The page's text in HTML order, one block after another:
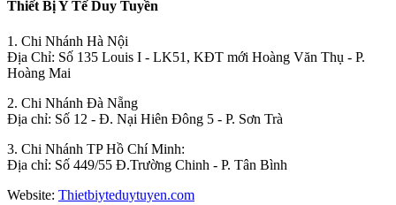
Thiết Bị Y Tế Duy Tuyền
1. Chi Nhánh Hà Nội
Địa Chỉ: Số 135 Louis I - LK51, KĐT mới Hoàng Văn Thụ - P.
Hoàng Mai
2. Chi Nhánh Đà Nẵng
Địa chỉ: Số 12 - Đ. Nại Hiên Đông 5 - P. Sơn Trà
3. Chi Nhánh TP Hồ Chí Minh:
Địa chỉ: Số 449/55 Đ.Trường Chinh - P. Tân Bình
Website: Thietbiyteduytuyen.com